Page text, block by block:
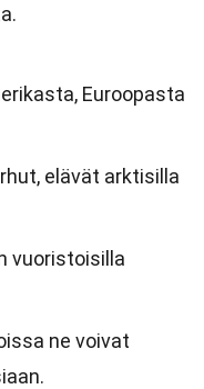
Euroopasta
elävät arktisilla
vuoristoisilla
ne voivat